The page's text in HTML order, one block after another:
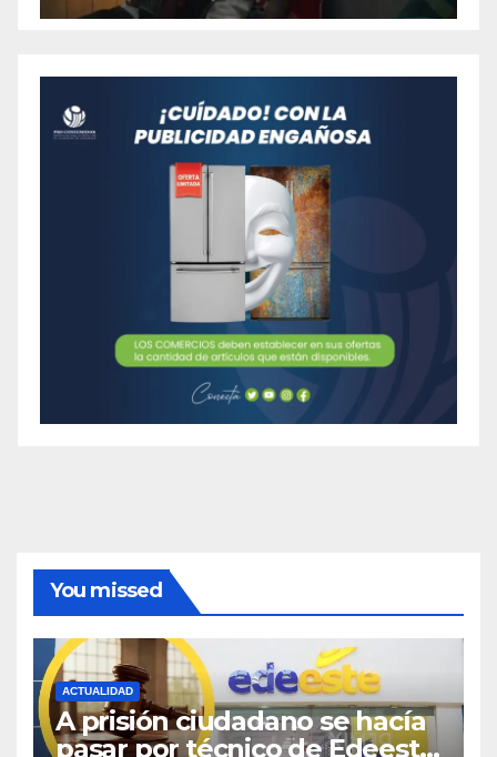
You missed
ACTUALIDAD
A prisión ciudadano se hacía
pasar por técnico de Edeeste